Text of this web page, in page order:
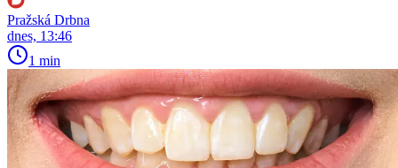
Pražská Drbna
dnes, 13:46
1 min